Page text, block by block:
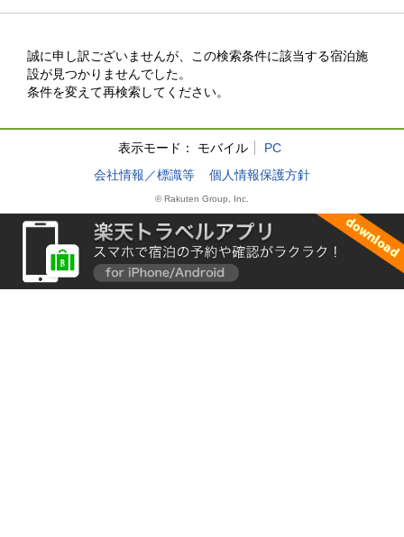
誠に申し訳ございませんが、この検索条件に該当する宿泊施
設が見つかりませんでした。
条件を変えて再検索してください。
表示モード： モバイル
PC
会社情報／標識等
個人情報保護方針
© Rakuten Group, Inc.